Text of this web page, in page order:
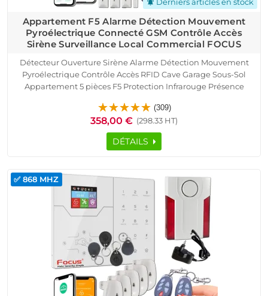
notifications_active
Appartement F5 Alarme Détection Mouvement
Pyroélectrique Connecté GSM Contrôle Accès
Sirène Surveillance Local Commercial FOCUS
Détecteur Ouverture Sirène Alarme Détection Mouvement
Pyroélectrique Contrôle Accès RFID Cave Garage Sous-Sol
Appartement 5 pièces F5 Protection Infrarouge Présence
SmartPhone Ethernet TCP IP Réseau GSM
(309)
358,00 € (298.33 HT)
DÉTAILS
✅ 868 MHZ